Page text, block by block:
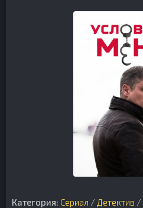
Категория: Сериал / Детектив /